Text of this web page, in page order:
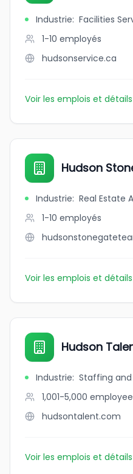
Industrie: Facilities
1-10 employés
hudsonservice.ca
Voir les emplois et détails
Hudson
Industrie: Real Estate
1-10 employés
Voir les emplois et détails
Hudson
Industrie: Staffing
1,001-5,000
hudsontalent.com
Voir les emplois et détails